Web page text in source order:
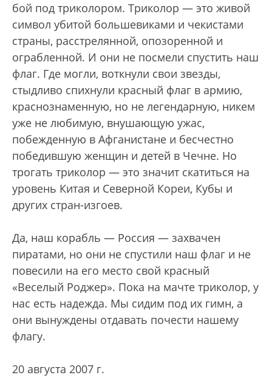
бой под триколором. Триколор — это живой
символ убитой большевиками и чекистами
страны, расстрелянной, опозоренной и
ограбленной. И они не посмели спустить наш
флаг. Где могли, воткнули свои звезды,
стыдливо спихнули красный флаг в армию,
краснознаменную, но не легендарную, никем
уже не любимую, внушающую ужас,
побежденную в Афганистане и бесчестно
победившую женщин и детей в Чечне. Но
трогать триколор — это значит скатиться на
уровень Китая и Северной Кореи, Кубы и
других стран-изгоев.
Да, наш корабль — Россия — захвачен
пиратами, но они не спустили наш флаг и не
повесили на его место свой красный
«Веселый Роджер». Пока на мачте триколор, у
нас есть надежда. Мы сидим под их гимн, а
они вынуждены отдавать почести нашему
флагу.
20 августа 2007 г.